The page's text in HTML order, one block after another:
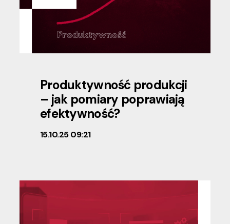
Produktywność produkcji
– jak pomiary poprawiają
efektywność?
15.10.25 09:21